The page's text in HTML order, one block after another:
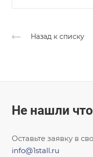
Назад к списку
Не нашли
Оставьте заявку в
info@1stall.ru